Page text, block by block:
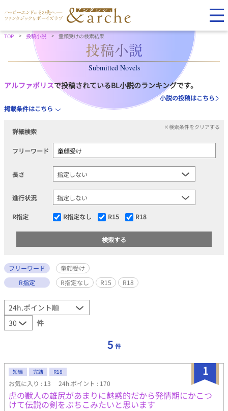
TOP 投稿小説 童顔受けの検索結果
Submitted Novels
アルファポリスで投稿されているBL小説のランキングです。
小説の投稿はこちら
掲載条件はこちら
詳細検索
×検索条件をクリアする
フリーワード
長さ
進行状況
R指定 R指定なし R15 R18
フリーワード
童顔受け
R指定
R指定なし R15 R18
件
5 件
1
短編 完結 R18
お気に入り : 13 24h.ポイント : 170
虎の獣人の雄尻があまりに魅惑的だから発情期にかこつ
けて伝説の剣をぶちこみたいと思います